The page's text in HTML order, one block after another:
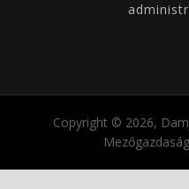
Copyright © 2026,